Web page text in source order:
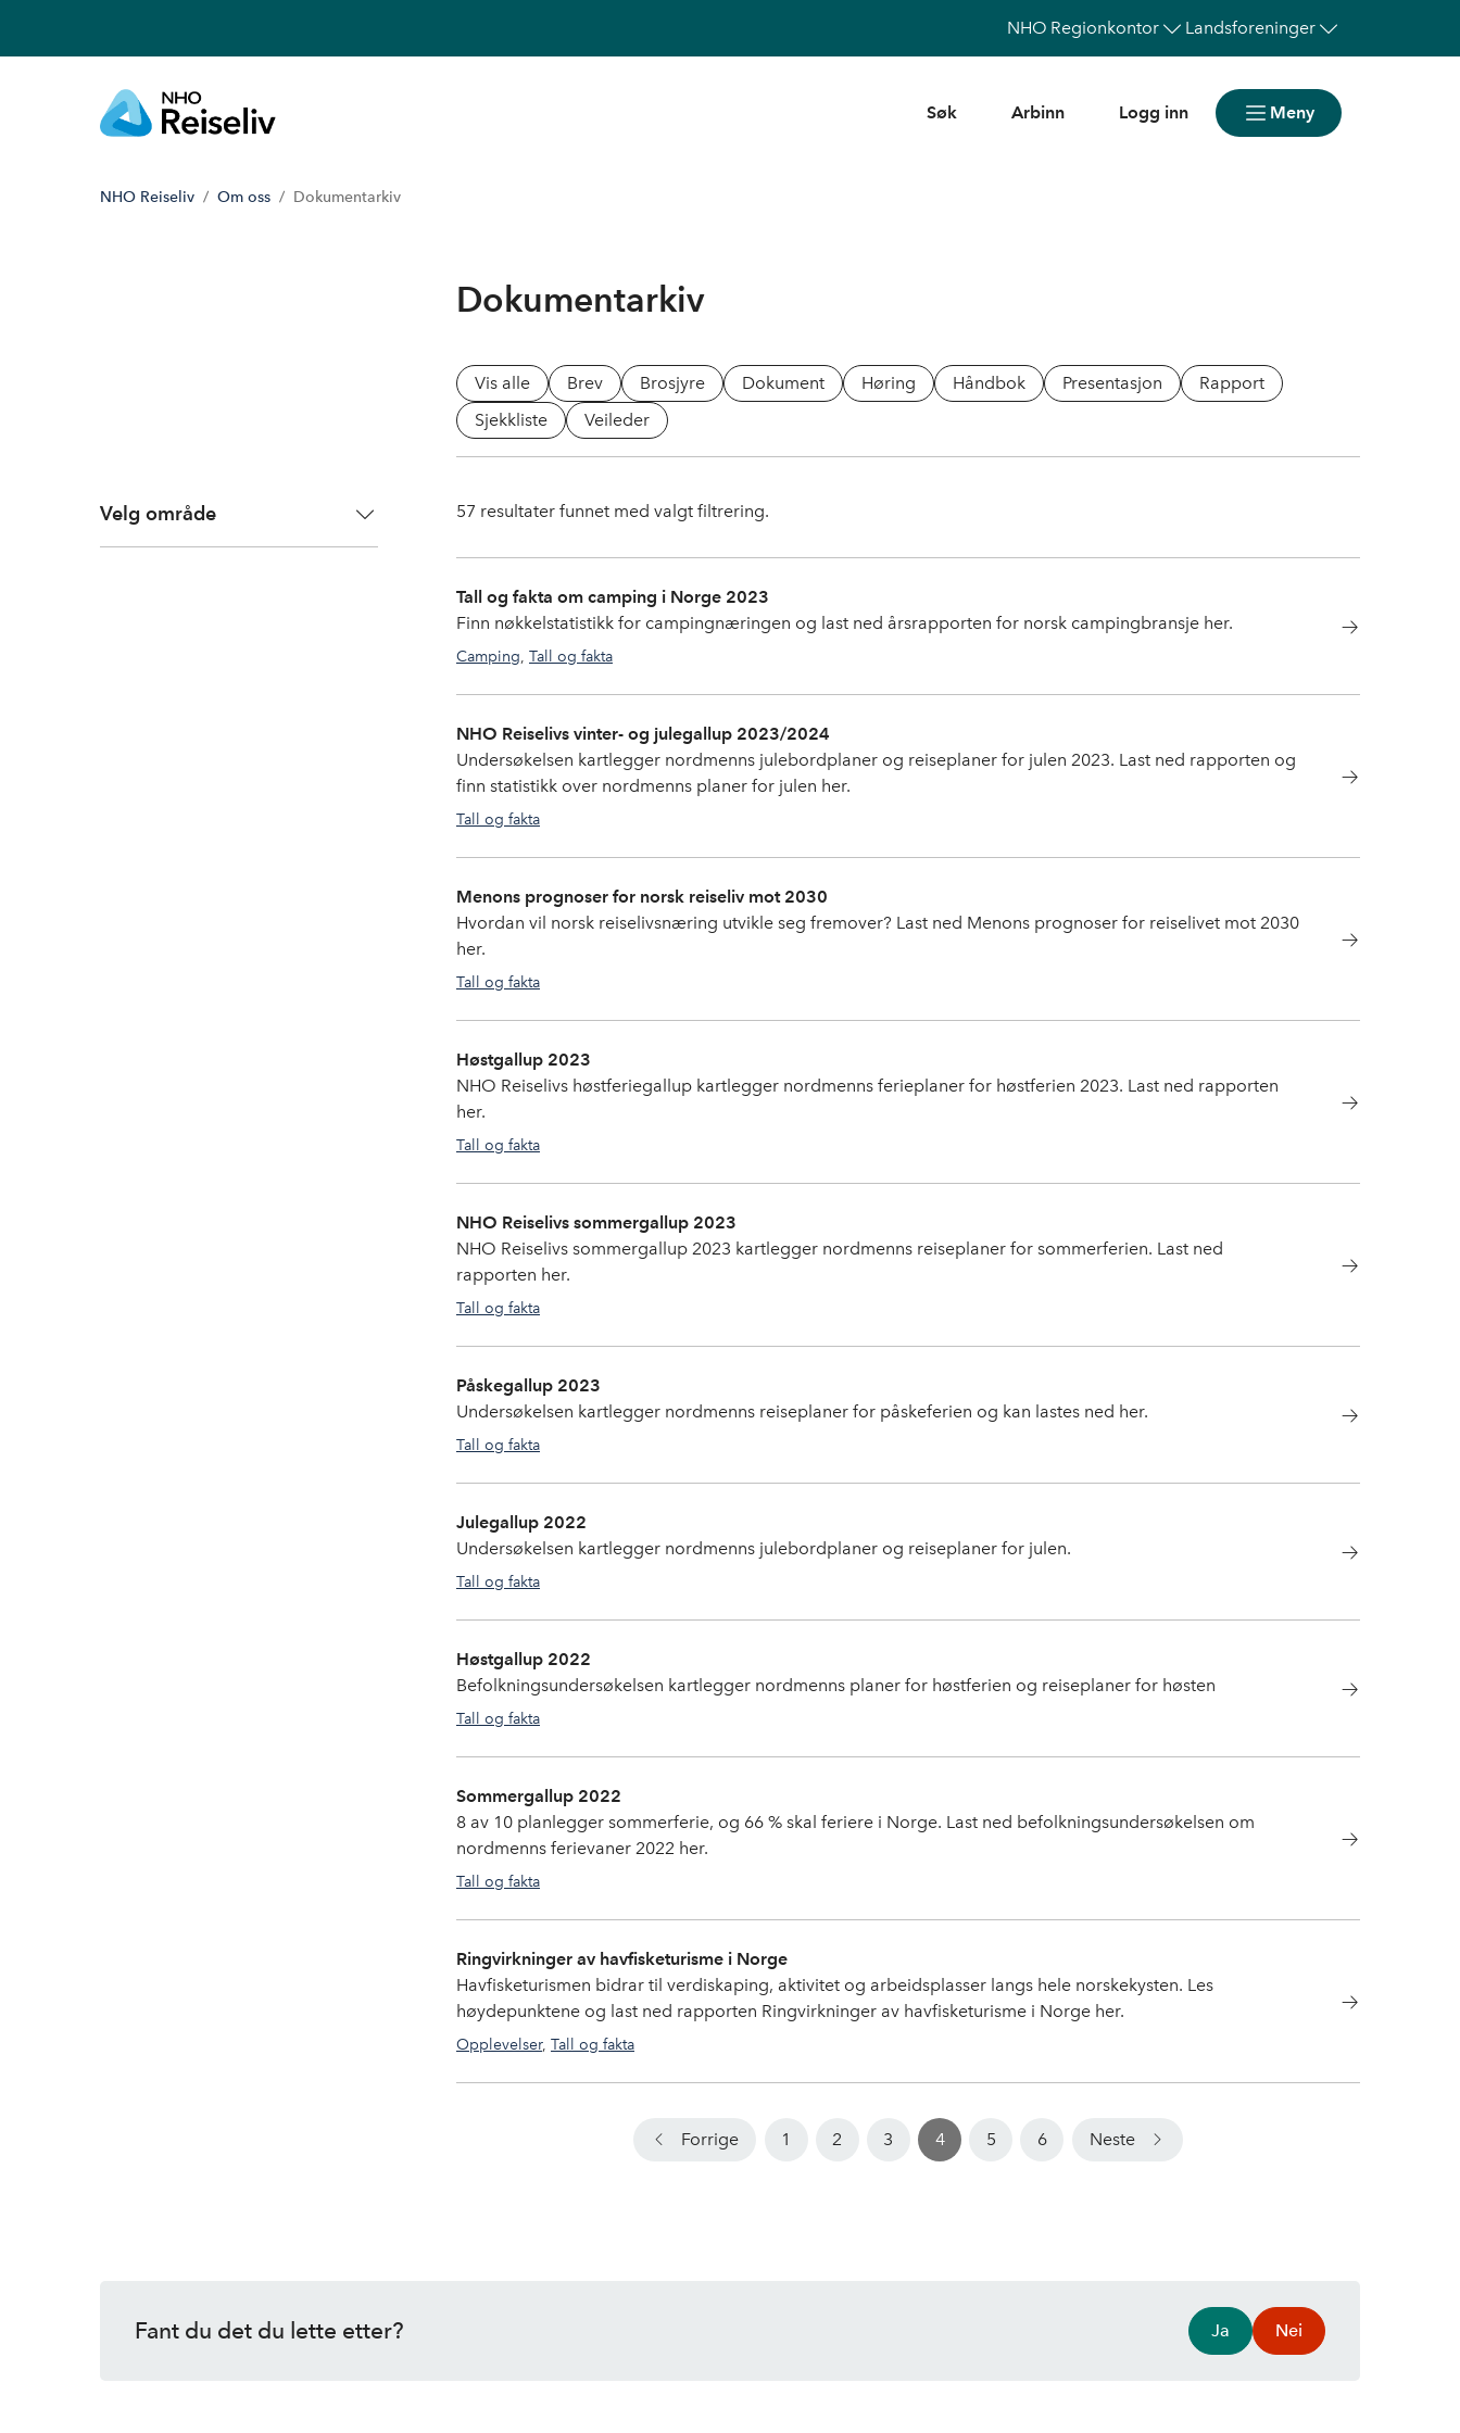
NHO Regionkontor Landsforeninger
Søk Arbinn Logg inn Meny
NHO Reiseliv Om oss Dokumentarkiv
Dokumentarkiv
Vis alle Brev Brosjyre Dokument Høring Håndbok Presentasjon
Rapport
Sjekkliste
Veileder
Velg område 57 resultater funnet med valgt filtrering.
Tall og fakta om camping i Norge 2023
Finn nøkkelstatistikk for campingnæringen og last ned årsrapporten for norsk campingbransje her.
Camping, Tall og fakta
NHO Reiselivs vinter- og julegallup 2023/2024
Undersøkelsen kartlegger nordmenns julebordplaner og reiseplaner for julen 2023. Last ned rapporten og
finn statistikk over nordmenns planer for julen her.
Tall og fakta
Menons prognoser for norsk reiseliv mot 2030
Hvordan vil norsk reiselivsnæring utvikle seg fremover? Last ned Menons prognoser for reiselivet mot 2030
her.
Tall og fakta
Høstgallup 2023
NHO Reiselivs høstferiegallup kartlegger nordmenns ferieplaner for høstferien 2023. Last ned rapporten
her.
Tall og fakta
NHO Reiselivs sommergallup 2023
NHO Reiselivs sommergallup 2023 kartlegger nordmenns reiseplaner for sommerferien. Last ned
rapporten her.
Tall og fakta
Påskegallup 2023
Undersøkelsen kartlegger nordmenns reiseplaner for påskeferien og kan lastes ned her.
Tall og fakta
Julegallup 2022
Undersøkelsen kartlegger nordmenns julebordplaner og reiseplaner for julen.
Tall og fakta
Høstgallup 2022
Befolkningsundersøkelsen kartlegger nordmenns planer for høstferien og reiseplaner for høsten
Tall og fakta
Sommergallup 2022
8 av 10 planlegger sommerferie, og 66 % skal feriere i Norge. Last ned befolkningsundersøkelsen om
nordmenns ferievaner 2022 her.
Tall og fakta
Ringvirkninger av havfisketurisme i Norge
Havfisketurismen bidrar til verdiskaping, aktivitet og arbeidsplasser langs hele norskekysten. Les
høydepunktene og last ned rapporten Ringvirkninger av havfisketurisme i Norge her.
Opplevelser, Tall og fakta
Forrige 1 2 3 4 5 6 Neste
Fant du det du lette etter? Ja Nei